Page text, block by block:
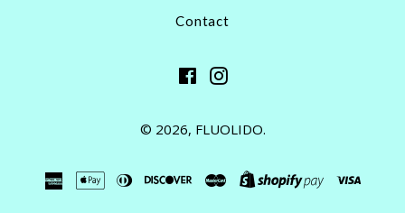
Contact
FacebookInstagram
© 2026, FLUOLIDO.
americanapplediners
discovermaster
shopifyvisa